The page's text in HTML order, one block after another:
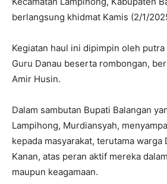
berlangsung khidmat Kamis (2/1/
Kegiatan haul ini dipimpin oleh putra
Guru Danau beserta rombongan,
Amir Husin.
Dalam sambutan Bupati Balangan
Lampihong, Murdiansyah,
kepada masyarakat, terutama warga
Kanan, atas peran aktif mereka
maupun keagamaan.